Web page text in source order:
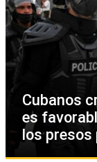
Cubanos
es
los